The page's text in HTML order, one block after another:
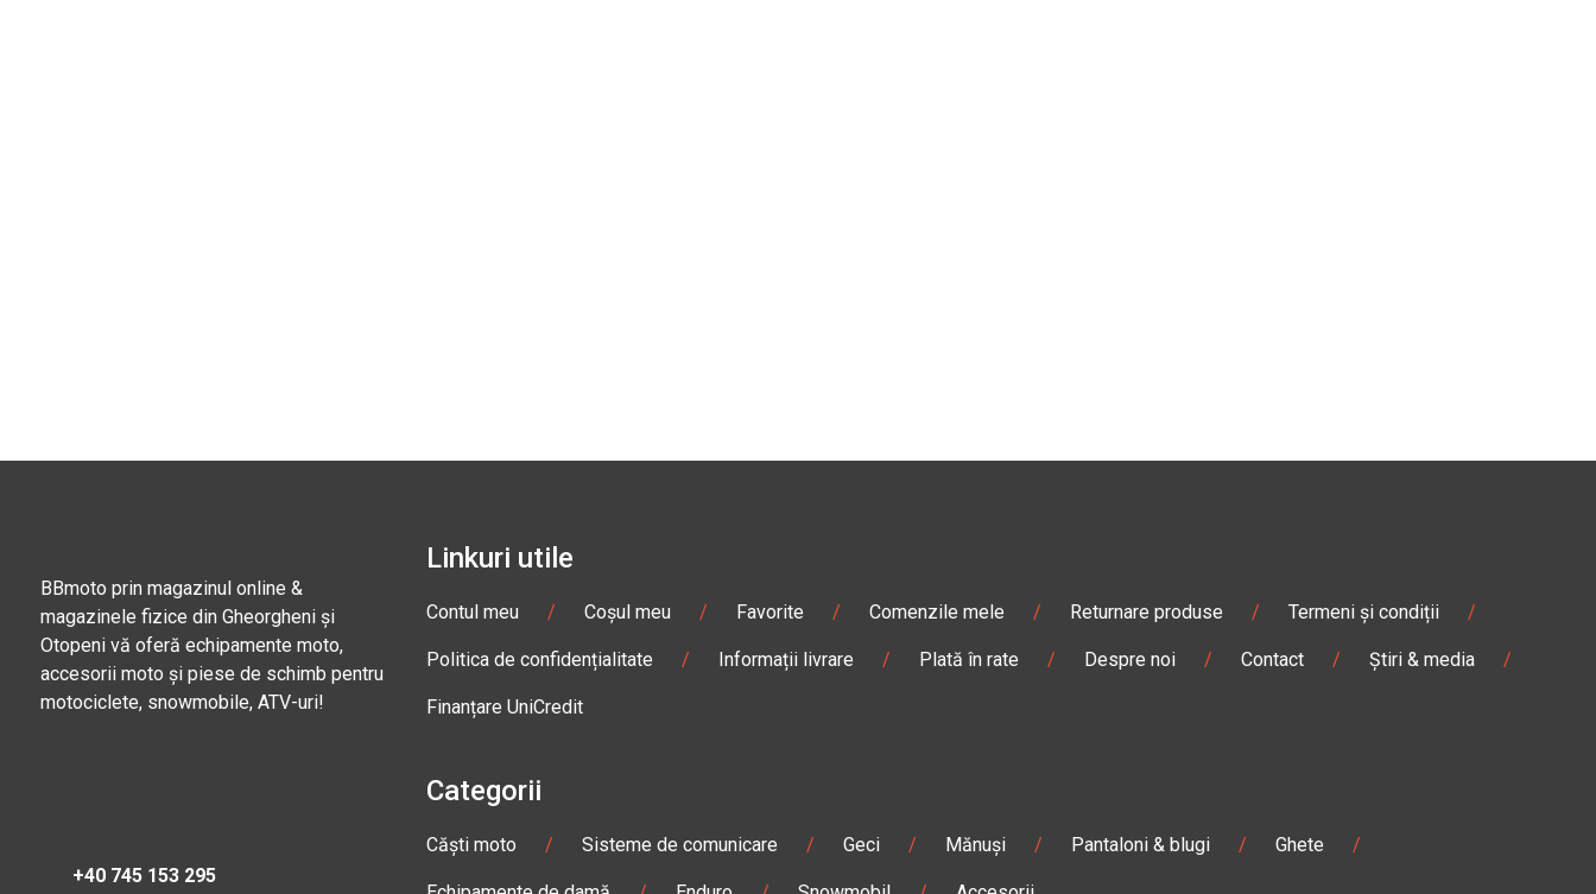
BBmoto prin magazinul online &
magazinele fizice din Gheorgheni și
Otopeni vă oferă echipamente moto,
accesorii moto și piese de schimb pentru
motociclete, snowmobile, ATV-uri!
+40 745 153 295
Linkuri utile
Contul meu / Coșul meu / Favorite / Comenzile mele / Returnare produse / Termeni și condiții /
Politica de confidențialitate / Informații livrare / Plată în rate / Despre noi / Contact / Știri & media /
Finanțare UniCredit
Categorii
Căști moto / Sisteme de comunicare / Geci / Mănuși / Pantaloni & blugi / Ghete /